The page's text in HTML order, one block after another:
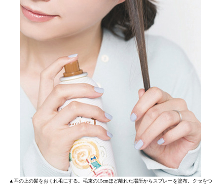
▲耳の上の髪をおくれ毛にする。毛束の15cmほど離れた場所からスプレーを塗布。クセをつ